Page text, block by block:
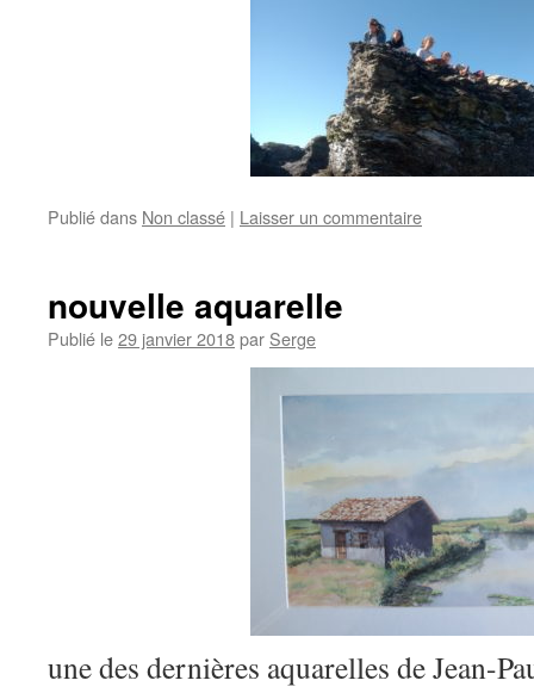
Publié dans Non classé | Laisser un commentaire
nouvelle aquarelle
Publié le29 janvier 2018par Serge
une des dernières aquarelles de Jean-